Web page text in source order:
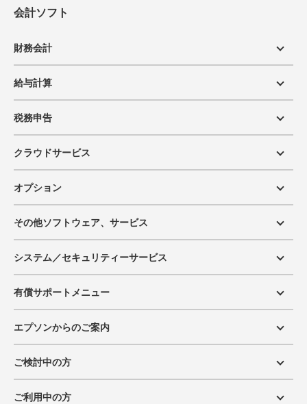
会計ソフト
財務会計
給与計算
税務申告
クラウドサービス
オプション
その他ソフトウェア、サービス
システム／セキュリティーサービス
有償サポートメニュー
エプソンからのご案内
ご検討中の方
ご利用中の方